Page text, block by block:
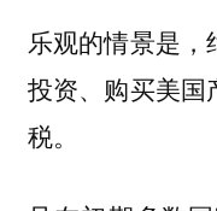
乐观的情景是，
投资、购买美国
税。